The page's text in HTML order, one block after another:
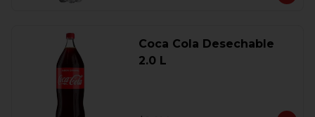
Coca Cola Desechable
2.0 L